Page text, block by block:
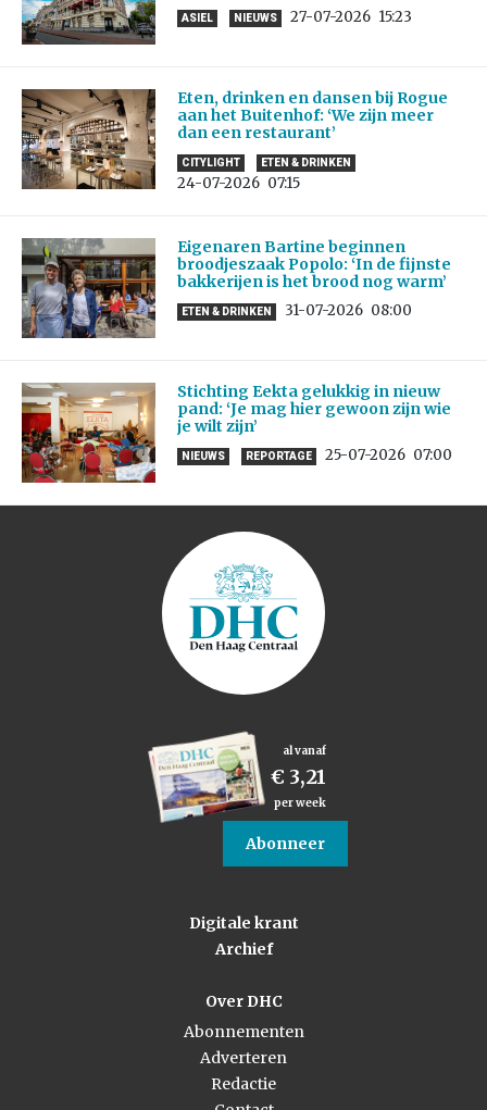
ASIEL NIEUWS 27-07-2026 15:23
Eten, drinken en dansen bij Rogue
aan het Buitenhof: ‘We zijn meer
dan een restaurant’
CITYLIGHT ETEN & DRINKEN
24-07-2026 07:15
Eigenaren Bartine beginnen
broodjeszaak Popolo: ‘In de fijnste
bakkerijen is het brood nog warm’
ETEN & DRINKEN 31-07-2026 08:00
Stichting Eekta gelukkig in nieuw
pand: ‘Je mag hier gewoon zijn wie
je wilt zijn’
NIEUWS REPORTAGE 25-07-2026 07:00
al vanaf
€ 3,21
per week
Abonneer
Digitale krant
Archief
Over DHC
Abonnementen
Adverteren
Redactie